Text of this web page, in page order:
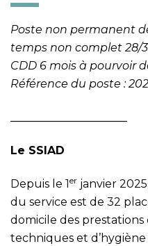
Poste non permanent
temps non complet 28/
CDD 6 mois à pourvoir
Référence du poste :
Le SSIAD
Depuis le 1 er janvier
du service est de 32
domicile des prestations
techniques et